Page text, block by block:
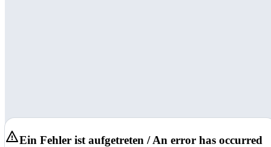
Ein Fehler ist aufgetreten / An error has occurred